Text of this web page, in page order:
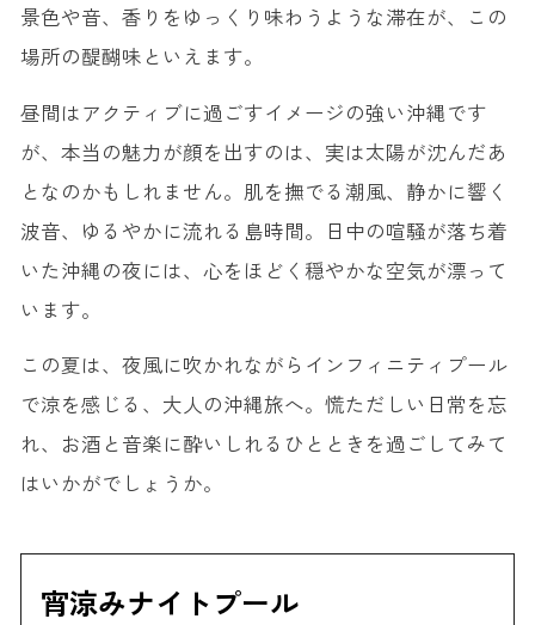
景色や音、香りをゆっくり味わうような滞在が、この
場所の醍醐味といえます。
昼間はアクティブに過ごすイメージの強い沖縄です
が、本当の魅力が顔を出すのは、実は太陽が沈んだあ
となのかもしれません。肌を撫でる潮風、静かに響く
波音、ゆるやかに流れる島時間。日中の喧騒が落ち着
いた沖縄の夜には、心をほどく穏やかな空気が漂って
います。
この夏は、夜風に吹かれながらインフィニティプール
で涼を感じる、大人の沖縄旅へ。慌ただしい日常を忘
れ、お酒と音楽に酔いしれるひとときを過ごしてみて
はいかがでしょうか。
宵涼みナイトプール